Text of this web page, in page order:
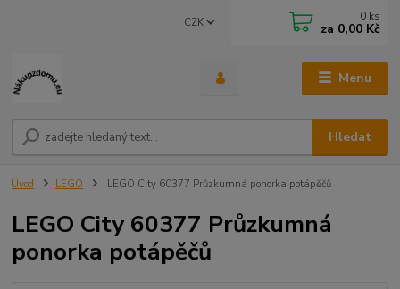
Menu
CZK
Hledat
0 ks
za 0,00 Kč
Úvod LEGO LEGO City 60377 Průzkumná ponorka potápěčů
LEGO City 60377 Průzkumná
ponorka potápěčů